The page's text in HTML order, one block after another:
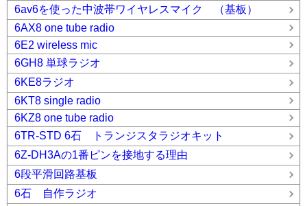
6av6を使った中波帯ワイヤレスマイク （基板）
6AX8 one tube radio
6E2 wireless mic
6GH8 単球ラジオ
6KE8ラジオ
6KT8 single radio
6KZ8 one tube radio
6TR-STD 6石 トランジスタラジオキット
6Z-DH3Aの1番ピンを接地する理由
6段平滑回路基板
6石 自作ラジオ